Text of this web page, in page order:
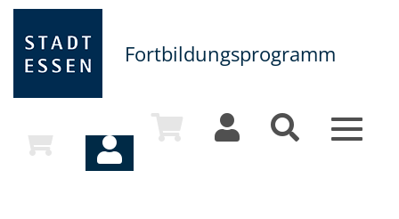
Fortbildungsprogramm
Toggle